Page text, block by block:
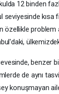
12 binden
seviyesinde kısa
problem
benzer
de aynı
konuşmayan